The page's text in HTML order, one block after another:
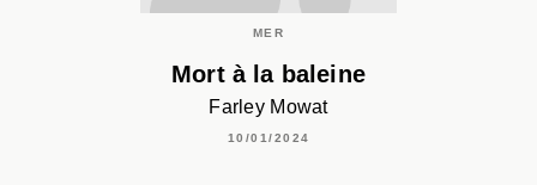
MER
Mort à la baleine
Farley Mowat
10/01/2024